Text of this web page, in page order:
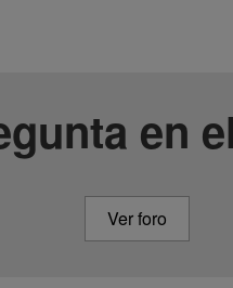
en
Ver foro